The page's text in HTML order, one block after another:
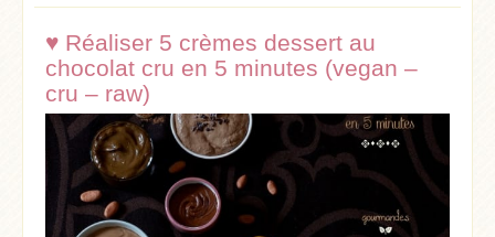
♥ Réaliser 5 crèmes dessert au
chocolat cru en 5 minutes (vegan –
cru – raw)